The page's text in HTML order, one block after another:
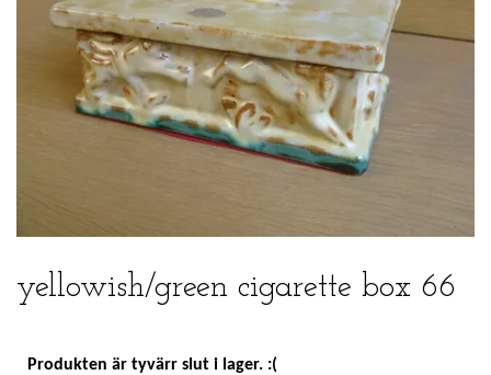
yellowish/green cigarette box 66
Produkten är tyvärr slut i lager. :(